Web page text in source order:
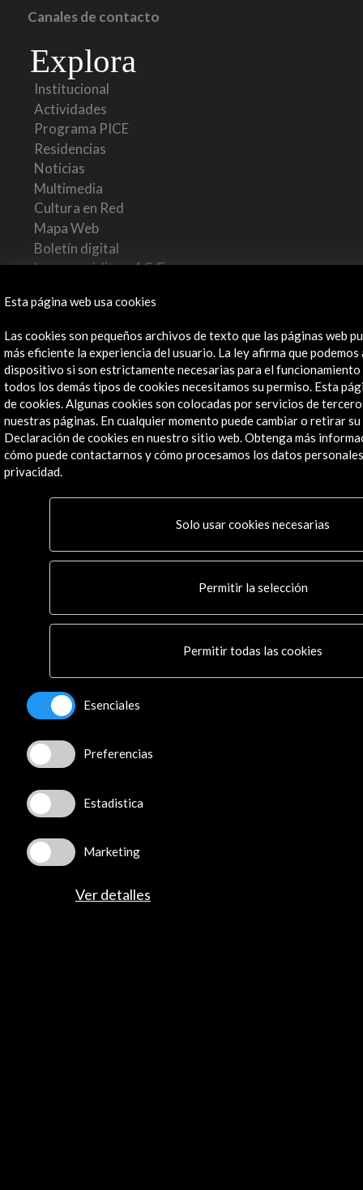
Canales de contacto
Explora
Institucional
Actividades
Programa PICE
Residencias
Noticias
Multimedia
Cultura en Red
Mapa Web
Boletín digital
Logo y crédito a AC/E
Conecta
X (Twitter)
Instagram
LinkedIn
Facebook
Youtube
Spotify
Flickr
© Acción Cultural Española (AC/E) /Política de
Esta página web usa cookies
Las cookies son pequeños archivos de texto que las páginas web
más eficiente la experiencia del usuario. La ley afirma que podemos
dispositivo si son estrictamente necesarias para el funcionamiento
todos los demás tipos de cookies necesitamos su permiso. Esta
de cookies. Algunas cookies son colocadas por servicios de
nuestras páginas. En cualquier momento puede cambiar o retirar
Declaración de cookies en nuestro sitio web. Obtenga más
cómo puede contactarnos y cómo procesamos los datos
privacidad.
Solo usar cookies necesarias
Permitir la selección
Permitir todas las cookies
Esenciales
Preferencias
Estadistica
Marketing
Ver detalles